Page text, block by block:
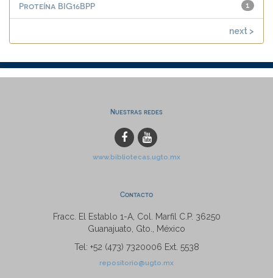
1
Proteína BIG16BPP
next >
Nuestras redes
www.bibliotecas.ugto.mx
Contacto
Fracc. El Establo 1-A, Col. Marfil C.P. 36250
Guanajuato, Gto., México
Tel: +52 (473) 7320006 Ext. 5538
repositorio@ugto.mx